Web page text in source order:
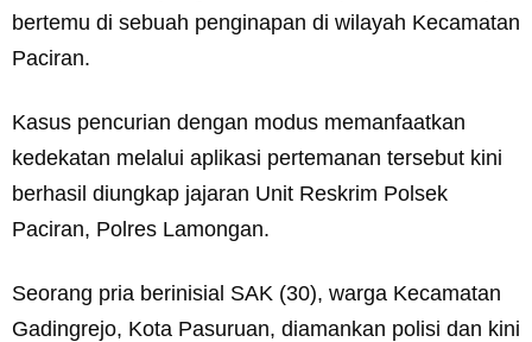
bertemu di sebuah penginapan di wilayah Kecamatan
Paciran.
Kasus pencurian dengan modus memanfaatkan
kedekatan melalui aplikasi pertemanan tersebut kini
berhasil diungkap jajaran Unit Reskrim Polsek
Paciran, Polres Lamongan.
Seorang pria berinisial SAK (30), warga Kecamatan
Gadingrejo, Kota Pasuruan, diamankan polisi dan kini